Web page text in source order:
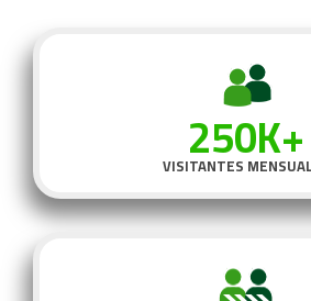
250K+
VISITANTES